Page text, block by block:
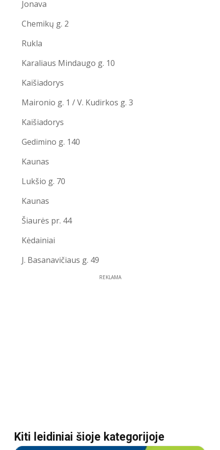
Jonava
Chemikų g. 2
Rukla
Karaliaus Mindaugo g. 10
Kaišiadorys
Maironio g. 1 / V. Kudirkos g. 3
Kaišiadorys
Gedimino g. 140
Kaunas
Lukšio g. 70
Kaunas
Šiaurės pr. 44
Kėdainiai
J. Basanavičiaus g. 49
REKLAMA
Kiti leidiniai šioje kategorijoje